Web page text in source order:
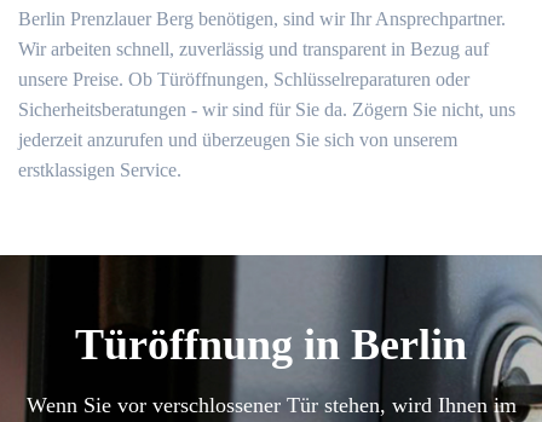
Berlin Prenzlauer Berg benötigen, sind wir Ihr Ansprechpartner.
Wir arbeiten schnell, zuverlässig und transparent in Bezug auf
unsere Preise. Ob Türöffnungen, Schlüsselreparaturen oder
Sicherheitsberatungen - wir sind für Sie da. Zögern Sie nicht, uns
jederzeit anzurufen und überzeugen Sie sich von unserem
erstklassigen Service.
Türöffnung in Berlin
Wenn Sie vor verschlossener Tür stehen, wird Ihnen im